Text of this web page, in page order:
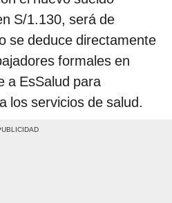
S/1.130, será de
se deduce directamente
formales en
a EsSalud para
los servicios de salud.